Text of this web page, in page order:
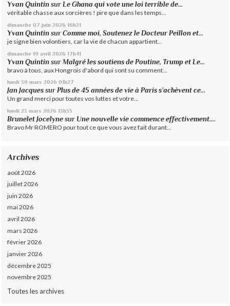
Yvan Quintin surLe Ghana qui vote une loi terrible de...
véritable chasse aux sorcières ! pire que dans les temps...
dimanche 07 juin 2026 16h21
Yvan Quintin surComme moi, Soutenez le Docteur Peillon et...
je signe bien volontiers, car la vie de chacun appartient...
dimanche 19 avril 2026 17h41
Yvan Quintin surMalgré les soutiens de Poutine, Trump et Le...
bravo à tous, aux Hongrois d'abord qui sont su comment...
lundi 30 mars 2026 01h27
Jan Jacques surPlus de 45 années de vie à Paris s’achèvent ce...
Un grand merci pour toutes vos luttes et votre...
lundi 23 mars 2026 13h35
Brunelet Jocelyne sur Une nouvelle vie commence effectivement....
Bravo Mr ROMERO pour tout ce que vous avez fait durant...
Archives
août 2026
juillet 2026
juin 2026
mai 2026
avril 2026
mars 2026
février 2026
janvier 2026
décembre 2025
novembre 2025
Toutes les archives